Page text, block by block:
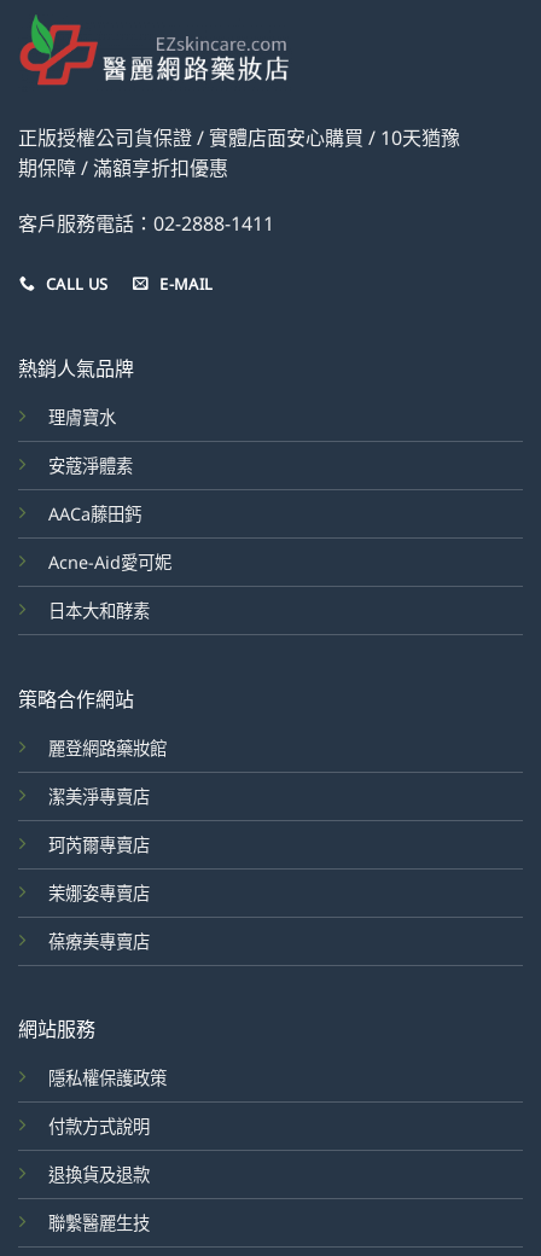
正版授權公司貨保證 / 實體店面安心購買 / 10天猶豫
期保障 / 滿額享折扣優惠
客戶服務電話：02-2888-1411
CALL US E-MAIL
熱銷人氣品牌
理膚寶水
安蔻淨體素
AACa藤田鈣
Acne-Aid愛可妮
日本大和酵素
策略合作網站
麗登網路藥妝館
潔美淨專賣店
珂芮爾專賣店
茉娜姿專賣店
葆療美專賣店
網站服務
隱私權保護政策
付款方式說明
退換貨及退款
聯繫醫麗生技